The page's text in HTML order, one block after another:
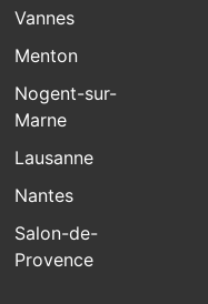
Vannes
Menton
Nogent-sur-
Marne
Lausanne
Nantes
Salon-de-
Provence